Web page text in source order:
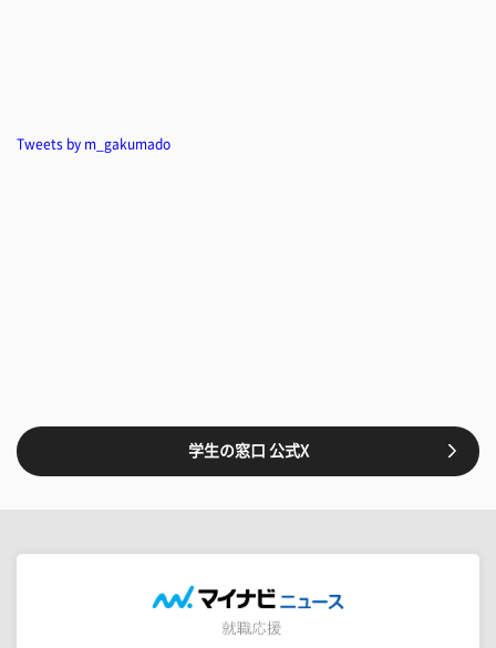
Tweets by m_gakumado
学生の窓口 公式X